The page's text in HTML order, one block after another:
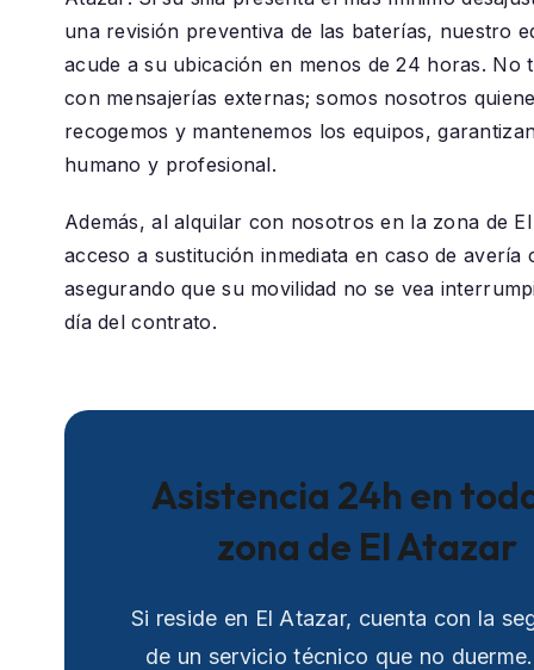
una revisión preventiva de las baterías, nuestro
acude a su ubicación en menos de 24 horas. No
con mensajerías externas; somos nosotros
recogemos y mantenemos los equipos,
humano y profesional.
Además, al alquilar con nosotros en la zona de
acceso a sustitución inmediata en caso de avería
asegurando que su movilidad no se vea
día del contrato.
Asistencia 24h en
zona de El Atazar
Si reside en El Atazar, cuenta con la
de un servicio técnico que no